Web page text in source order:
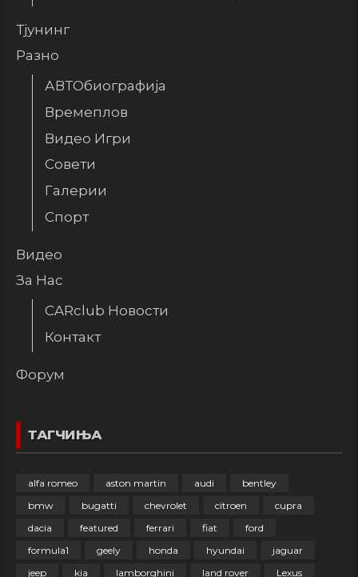
Тјунинг
Разно
АВТОбиографија
Времеплов
Видео Игри
Совети
Галерии
Спорт
Видео
За Нас
CARclub Новости
Контакт
Форум
ТАГЧИЊА
alfa romeo aston martin audi
bentley
bmw
bugatti chevrolet citroen
cupra
dacia
featured ferrari fiat
ford
formula1
geely honda hyundai
jaguar
jeep
kia lamborghini land rover Lexus